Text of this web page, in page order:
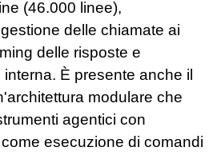
(46.000 linee),
delle chiamate ai
delle risposte e
È presente anche il
modulare che
agentici con
esecuzione di comandi